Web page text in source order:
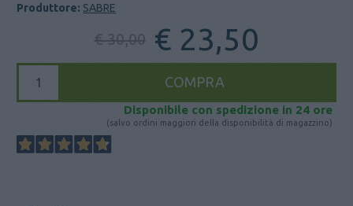
Produttore: SABRE
€ 30,00 € 23,50
Disponibile con spedizione in 24 ore
(salvo ordini maggiori della disponibilità di magazzino)